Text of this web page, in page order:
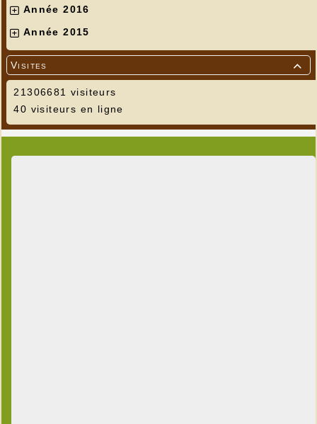
Année 2016
Année 2015

Visites
21306681 visiteurs
40 visiteurs en ligne